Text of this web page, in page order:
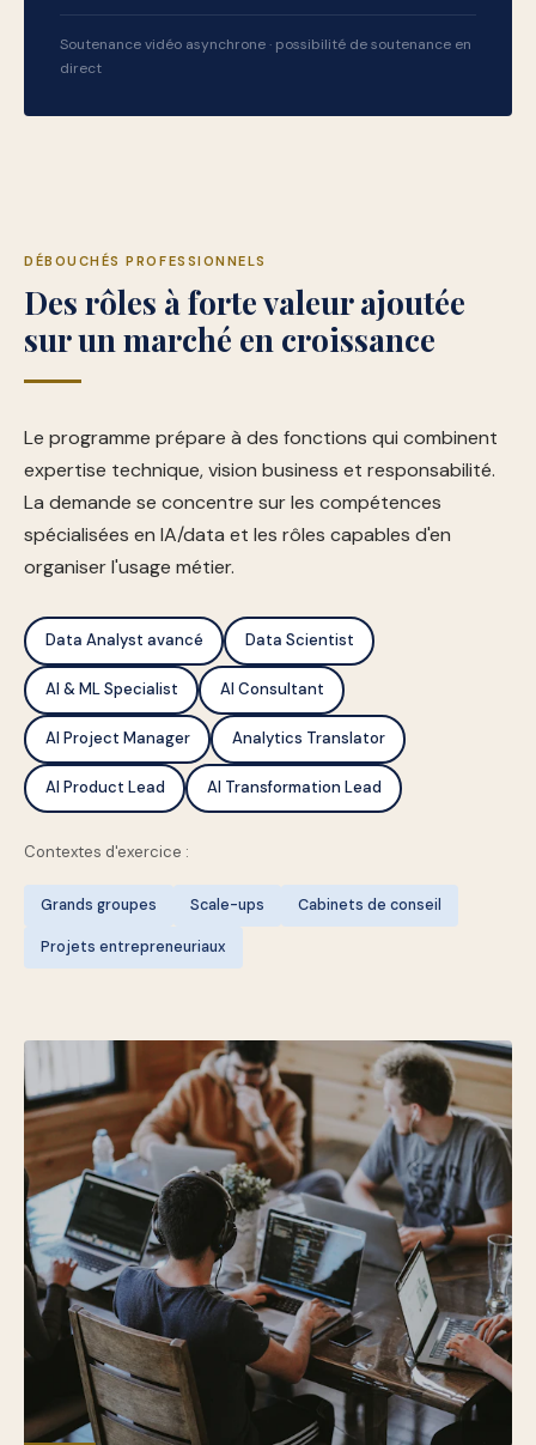
Soutenance vidéo asynchrone · possibilité de soutenance en
direct
DÉBOUCHÉS PROFESSIONNELS
Des rôles à forte valeur ajoutée
sur un marché en croissance
Le programme prépare à des fonctions qui combinent
expertise technique, vision business et responsabilité.
La demande se concentre sur les compétences
spécialisées en IA/data et les rôles capables d'en
organiser l'usage métier.
Data Analyst avancé Data Scientist
AI & ML Specialist AI Consultant
AI Project Manager Analytics Translator
AI Product Lead AI Transformation Lead
Contextes d'exercice :
Grands groupes Scale-ups Cabinets de conseil
Projets entrepreneuriaux